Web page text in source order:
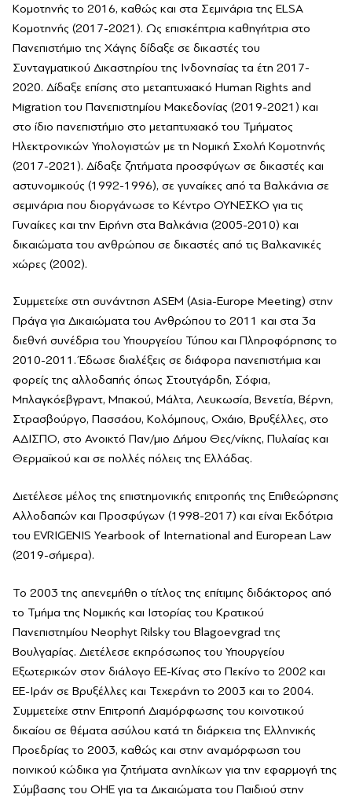
Κομοτηνής το 2016, καθώς και στα Σεμινάρια της ELSA
Κομοτηνής (2017-2021). Ως επισκέπτρια καθηγήτρια στο
Πανεπιστήμιο της Χάγης δίδαξε σε δικαστές του
Συνταγματικού Δικαστηρίου της Ινδονησίας τα έτη 2017-
2020. Δίδαξε επίσης στο μεταπτυχιακό Human Rights and
Migration του Πανεπιστημίου Μακεδονίας (2019-2021) και
στο ίδιο πανεπιστήμιο στο μεταπτυχιακό του Τμήματος
Ηλεκτρονικών Υπολογιστών με τη Νομική Σχολή Κομοτηνής
(2017-2021). Δίδαξε ζητήματα προσφύγων σε δικαστές και
αστυνομικούς (1992-1996), σε γυναίκες από τα Βαλκάνια σε
σεμινάρια που διοργάνωσε το Κέντρο ΟΥΝΕΣΚΟ για τις
Γυναίκες και την Ειρήνη στα Βαλκάνια (2005-2010) και
δικαιώματα του ανθρώπου σε δικαστές από τις Βαλκανικές
χώρες (2002).
Συμμετείχε στη συνάντηση ASEΜ (Asia-Europe Meeting) στην
Πράγα για Δικαιώματα του Ανθρώπου το 2011 και στα 3α
διεθνή συνέδρια του Υπουργείου Τύπου και Πληροφόρησης το
2010-2011. Έδωσε διαλέξεις σε διάφορα πανεπιστήμια και
φορείς της αλλοδαπής όπως Στουτγάρδη, Σόφια,
Μπλαγκόεβγραντ, Μπακού, Μάλτα, Λευκωσία, Βενετία, Βέρνη,
Στρασβούργο, Πασσάου, Κολόμπους, Οχάιο, Βρυξέλλες, στο
ΑΔΙΣΠΟ, στο Ανοικτό Παν/μιο Δήμου Θες/νίκης, Πυλαίας και
Θερμαϊκού και σε πολλές πόλεις της Ελλάδας.
Διετέλεσε μέλος της επιστημονικής επιτροπής της Επιθεώρησης
Αλλοδαπών και Προσφύγων (1998-2017) και είναι Εκδότρια
του EVRIGENIS Yearbook of International and European Law
(2019-σήμερα).
To 2003 της απενεμήθη ο τίτλος της επίτιμης διδάκτορος από
το Τμήμα της Νομικής και Ιστορίας του Κρατικού
Πανεπιστημίου Neophyt Rilsky του Blagoevgrad της
Βουλγαρίας. Διετέλεσε εκπρόσωπος του Υπουργείου
Εξωτερικών στον διάλογο ΕΕ-Κίνας στο Πεκίνο το 2002 και
ΕΕ-Ιράν σε Βρυξέλλες και Τεχεράνη το 2003 και το 2004.
Συμμετείχε στην Επιτροπή Διαμόρφωσης του κοινοτικού
δικαίου σε θέματα ασύλου κατά τη διάρκεια της Ελληνικής
Προεδρίας το 2003, καθώς και στην αναμόρφωση του
ποινικού κώδικα για ζητήματα ανηλίκων για την εφαρμογή της
Σύμβασης του ΟΗΕ για τα Δικαιώματα του Παιδιού στην